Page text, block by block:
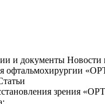
и документы Новости
офтальмохирургии
зрения